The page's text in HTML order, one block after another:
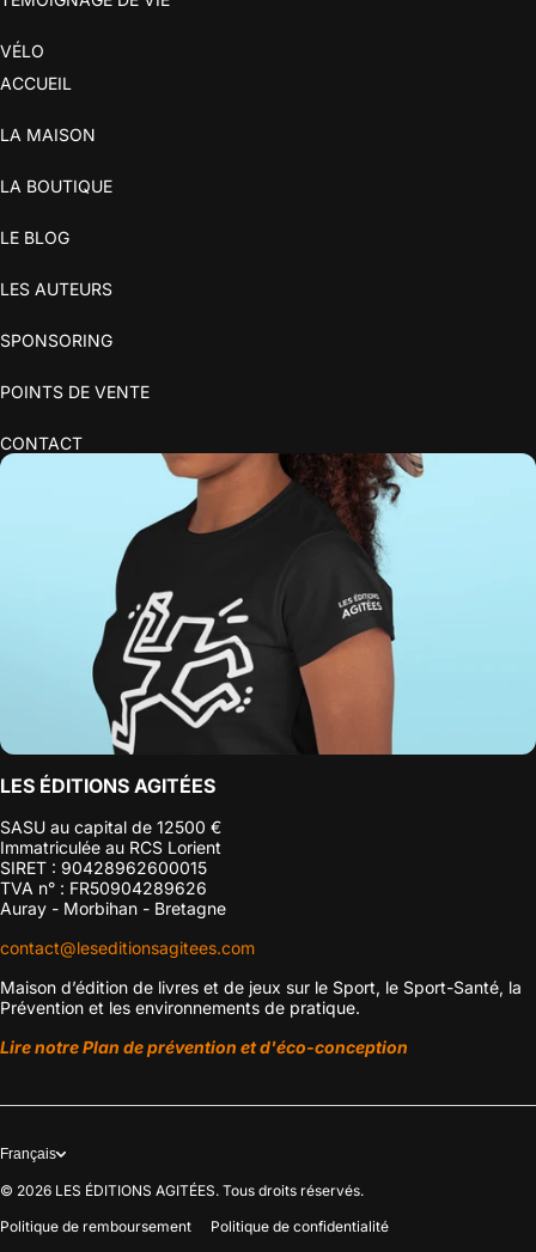
VÉLO
ACCUEIL
LA MAISON
LA BOUTIQUE
LE BLOG
LES AUTEURS
SPONSORING
POINTS DE VENTE
CONTACT
LES ÉDITIONS AGITÉES
SASU au capital de 12500 €
Immatriculée au RCS Lorient
SIRET : 90428962600015
TVA n° : FR50904289626
Auray - Morbihan - Bretagne
contact@leseditionsagitees.com
Maison d’édition de livres et de jeux sur le Sport, le Sport-Santé, la
Prévention et les environnements de pratique.
Lire notre Plan de prévention et d'éco-conception
Français
© 2026 LES ÉDITIONS AGITÉES. Tous droits réservés.
Politique de remboursement
Politique de confidentialité